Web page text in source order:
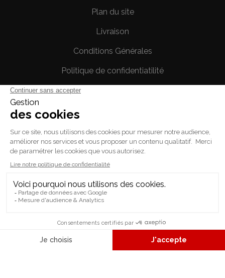
Plan du site
Livraison
Conditions Générales
Politique de confidentiatilité
Votre compte
Informations personnelles
Commandes
Avoirs
Adresses
Bons de réduction